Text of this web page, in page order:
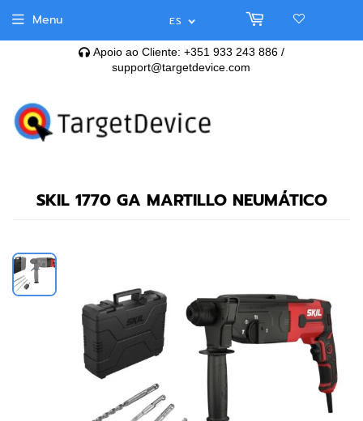
Apoio ao Cliente: +351 933 243 886 /
support@targetdevice.com
ES
Menu
SKIL 1770 GA MARTILLO NEUMÁTICO